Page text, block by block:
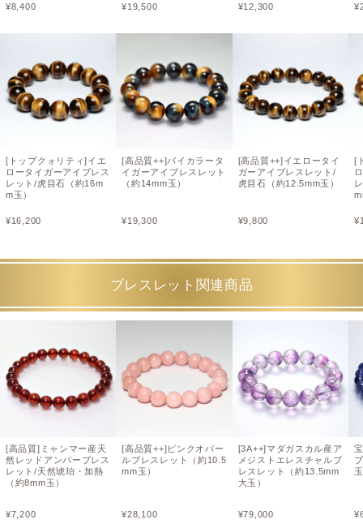
¥8,400
[トップクォリティ]イエ
ロータイガーアイブレス
レット/虎目石（約16m
m玉）
¥16,200
¥19,500
[高品質++]バイカラータ
イガーアイブレスレット
（約14mm玉）
¥19,300
¥12,300
[高品質++]イエロータイ
ガーアイブレスレット/
虎目石（約12.5mm玉）
¥9,800
¥
[
¥
ブレスレット関連商品
[高品質]ミャンマー産天
然レッドアンバーブレス
レット/天然琥珀・加熱
（約8mm玉）
¥7,200
[高品質++]ピンクオパー
ルブレスレット（約10.5
mm玉）
¥28,100
[3A++]マダガスカル産ア
メジストエレスチャルブ
レスレット（約13.5mm
大玉）
¥79,000 ¥